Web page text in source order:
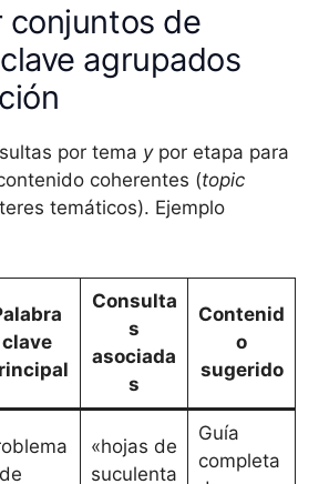
conjuntos de
agrupados
por tema ypor etapa para
coherentes (topic
temáticos). Ejemplo
clave
Consulta
s
asociada
s
Contenid
o
sugerido
«hojas de
suculenta
Guía
completa